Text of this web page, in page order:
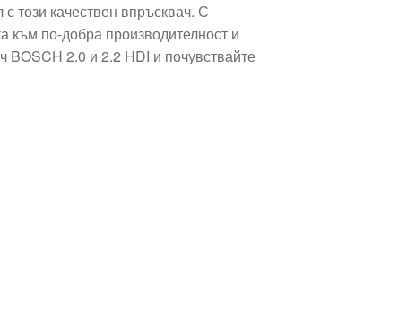
този качествен впръсквач. С
към по-добра производителност и
BOSCH 2.0 и 2.2 HDI и почувствайте